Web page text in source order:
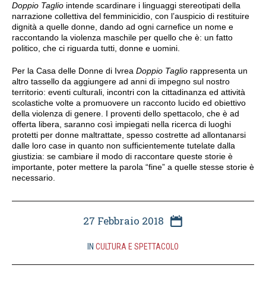
Doppio Taglio intende scardinare i linguaggi stereotipati della
narrazione collettiva del femminicidio, con l’auspicio di restituire
dignità a quelle donne, dando ad ogni carnefice un nome e
raccontando la violenza maschile per quello che è: un fatto
politico, che ci riguarda tutti, donne e uomini.
Per la Casa delle Donne di Ivrea Doppio Taglio rappresenta un
altro tassello da aggiungere ad anni di impegno sul nostro
territorio: eventi culturali, incontri con la cittadinanza ed attività
scolastiche volte a promuovere un racconto lucido ed obiettivo
della violenza di genere. I proventi dello spettacolo, che è ad
offerta libera, saranno così impiegati nella ricerca di luoghi
protetti per donne maltrattate, spesso costrette ad allontanarsi
dalle loro case in quanto non sufficientemente tutelate dalla
giustizia: se cambiare il modo di raccontare queste storie è
importante, poter mettere la parola “fine” a quelle stesse storie è
necessario.
27 Febbraio 2018
IN CULTURA E SPETTACOLO